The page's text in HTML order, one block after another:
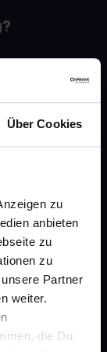
Über Cookies
zu
anbieten
zu
zu
Partner
weiter.
die Du